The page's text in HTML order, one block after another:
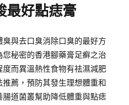
最好點痣膏
與去口臭消除口臭的最好方
秘密的香港腳藥膏足癬之治
而異溫熱性食物有祛濕減肥
薦，預防其發生理想體重和
道菌叢幫助降低體重與點痣